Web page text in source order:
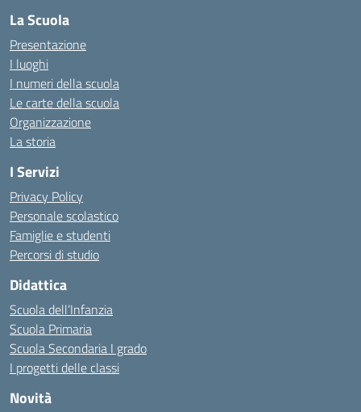
La Scuola
Presentazione
I luoghi
I numeri della scuola
Le carte della scuola
Organizzazione
La storia
I Servizi
Privacy Policy
Personale scolastico
Famiglie e studenti
Percorsi di studio
Didattica
Scuola dell’Infanzia
Scuola Primaria
Scuola Secondaria I grado
I progetti delle classi
Novità